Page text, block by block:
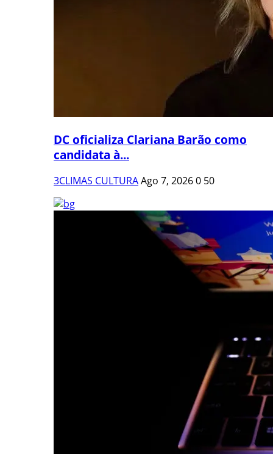
DC oficializa Clariana Barão como
candidata à...
3CLIMAS CULTURAAgo 7, 20260 50